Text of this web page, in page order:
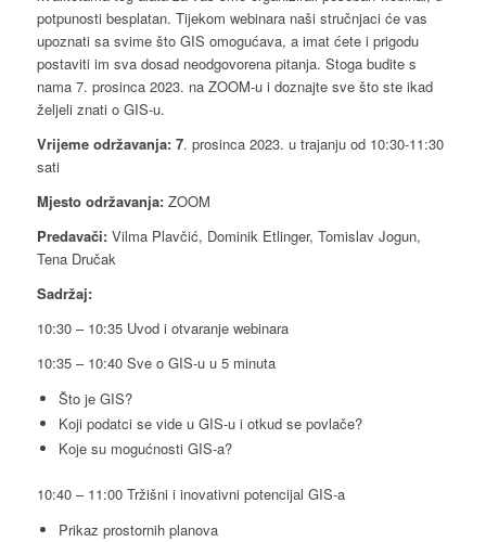
potpunosti besplatan. Tijekom webinara naši stručnjaci će vas
upoznati sa svime što GIS omogućava, a imat ćete i prigodu
postaviti im sva dosad neodgovorena pitanja. Stoga budite s
nama 7. prosinca 2023. na ZOOM-u i doznajte sve što ste ikad
željeli znati o GIS-u.
Vrijeme održavanja: 7. prosinca 2023. u trajanju od 10:30-11:30
sati
Mjesto održavanja: ZOOM
Predavači: Vilma Plavčić, Dominik Etlinger, Tomislav Jogun,
Tena Dručak
Sadržaj:
10:30 – 10:35 Uvod i otvaranje webinara
10:35 – 10:40 Sve o GIS-u u 5 minuta
Što je GIS?
Koji podatci se vide u GIS-u i otkud se povlače?
Koje su mogućnosti GIS-a?
10:40 – 11:00 Tržišni i inovativni potencijal GIS-a
Prikaz prostornih planova